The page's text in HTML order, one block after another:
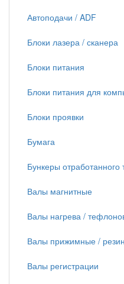
Автоподачи / ADF
Блоки лазера / сканера
Блоки питания
Блоки питания для
Блоки проявки
Бумага
Бункеры отработанного
Валы магнитные
Валы нагрева /
Валы прижимные /
Валы регистрации